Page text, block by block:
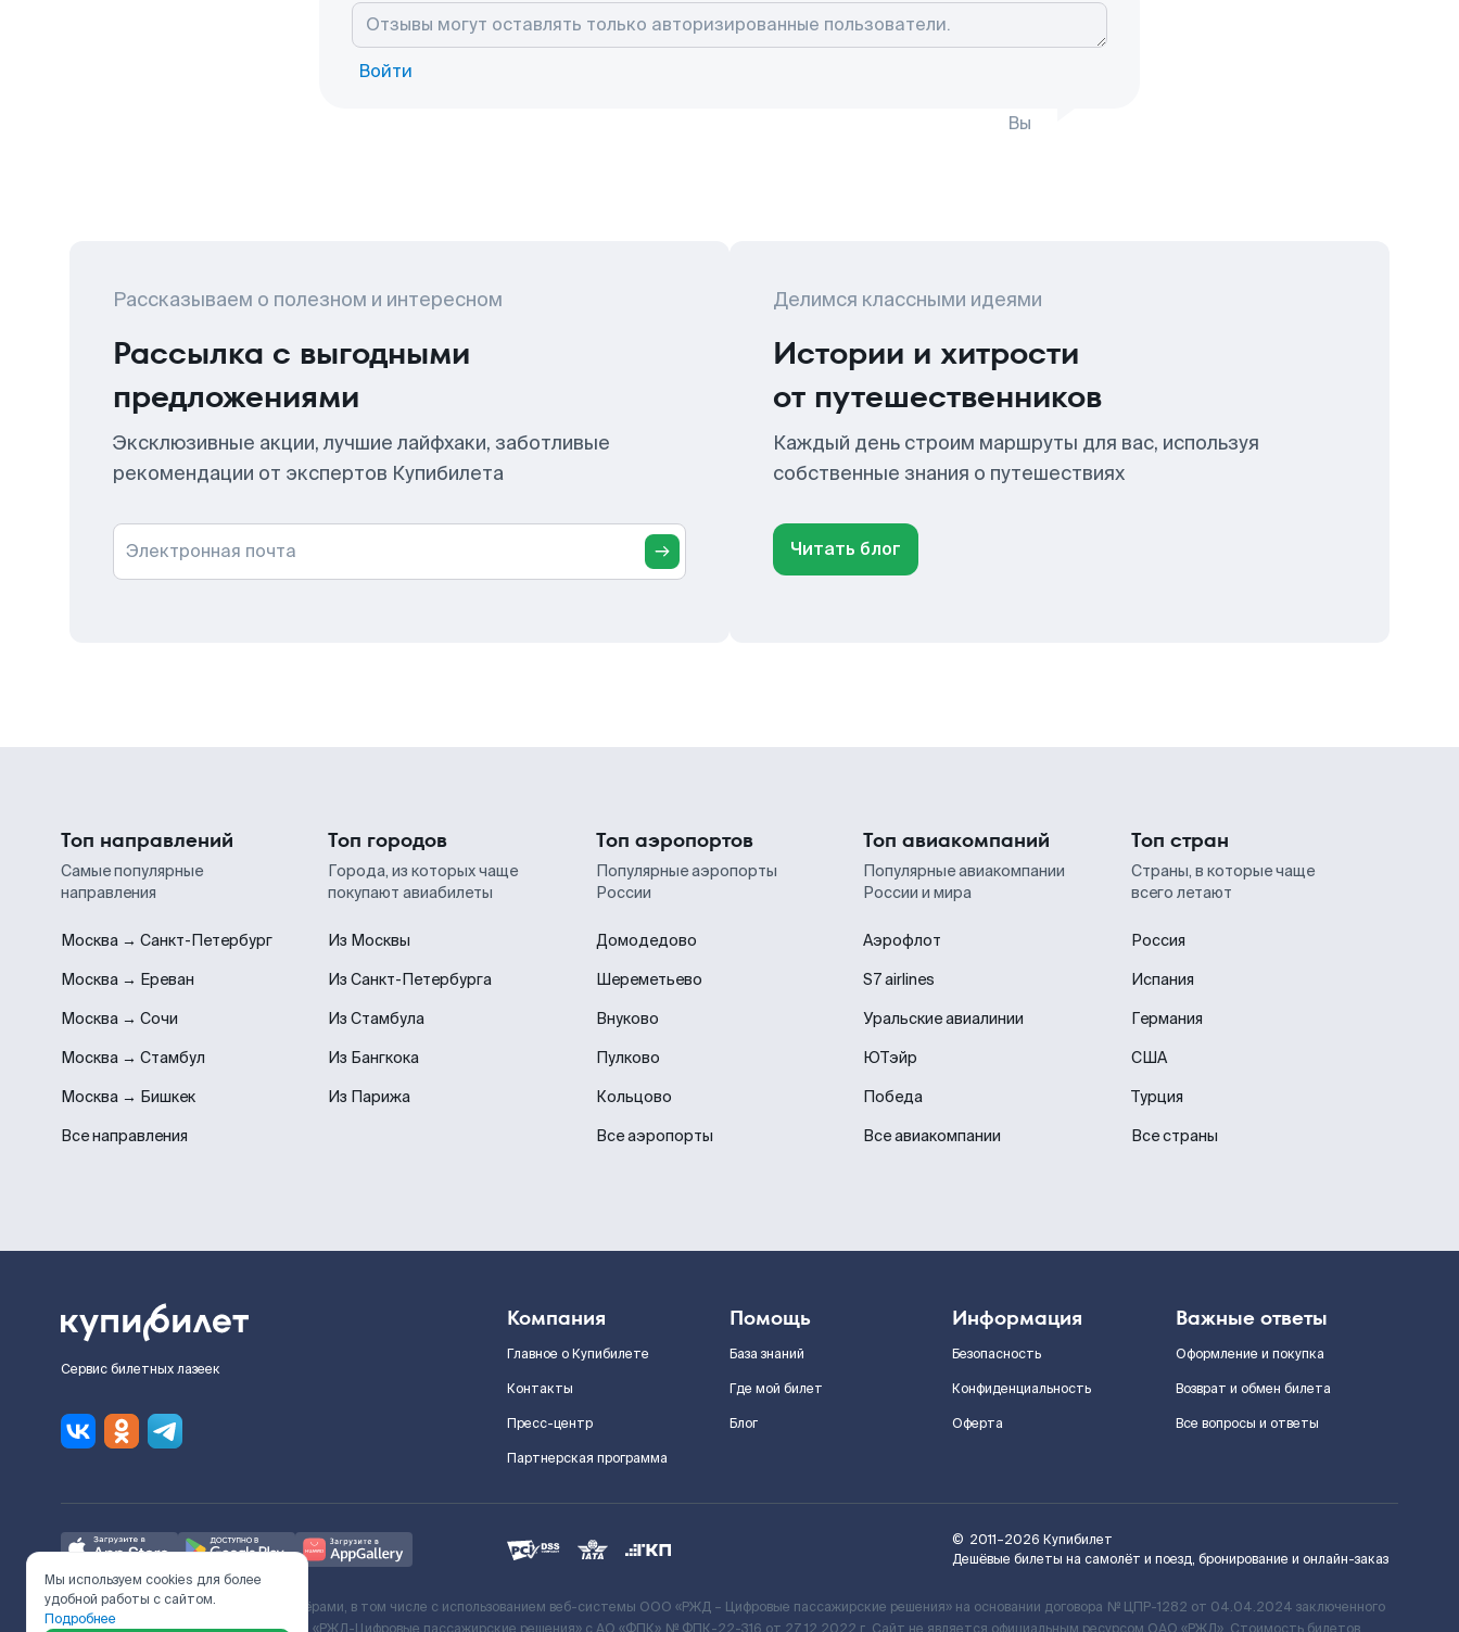
Войти
Вы
Рассказываем о полезном и интересном
Рассылка с выгодными
предложениями
Эксклюзивные акции, лучшие лайфхаки, заботливые
рекомендации от экспертов Купибилета
Электронная почта
Делимся классными идеями
Истории и хитрости
от путешественников
Каждый день строим маршруты для вас, используя
собственные знания о путешествиях
Читать блог
Топ направлений
Самые популярные
направления
Москва → Санкт-Петербург
Москва → Ереван
Москва → Сочи
Москва → Стамбул
Москва → Бишкек
Все направления
Топ городов
Города, из которых чаще
покупают авиабилеты
Из Москвы
Из Санкт-Петербурга
Из Стамбула
Из Бангкока
Из Парижа
Топ аэропортов
Популярные аэропорты
России
Домодедово
Шереметьево
Внуково
Пулково
Кольцово
Все аэропорты
Топ авиакомпаний
Популярные авиакомпании
России и мира
Аэрофлот
S7 airlines
Уральские авиалинии
ЮТэйр
Победа
Все авиакомпании
Топ стран
Страны, в которые чаще
всего летают
Россия
Испания
Германия
США
Турция
Все страны
Сервис билетных лазеек
Компания
Главное о Купибилете
Контакты
Пресс-центр
Партнерская программа
Помощь
База знаний
Где мой билет
Блог
Информация
Безопасность
Конфиденциальность
Оферта
Важные ответы
Оформление и покупка
Возврат и обмен билета
Все вопросы и ответы
© 2011–2026 Купибилет
Дешёвые билеты на самолёт и поезд, бронирование и онлайн-заказ
Ж/Д билеты предоставляются партнёрами, в том числе с использованием веб-системы ООО «РЖД – Цифровые пассажирские решения» на основании договора № ЦПР-1282 от 04.04.2024 заключенного
Мы используем cookies для более
удобной работы с сайтом.
Подробнее